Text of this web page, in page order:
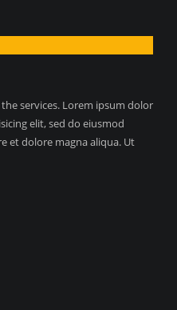
services. Lorem ipsum dolor
elit, sed do eiusmod
et dolore magna aliqua. Ut